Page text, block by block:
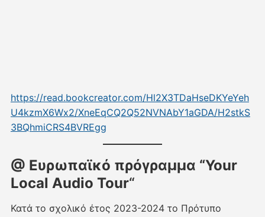
https://read.bookcreator.com/Hl2X3TDaHseDKYeYeh
U4kzmX6Wx2/XneEqCQ2Q52NVNAbY1aGDA/H2stkS
3BQhmiCRS4BVREgg
@ Ευρωπαϊκό πρόγραμμα “Your
Local Audio Tour“
Κατά το σχολικό έτος 2023-2024 το Πρότυπο